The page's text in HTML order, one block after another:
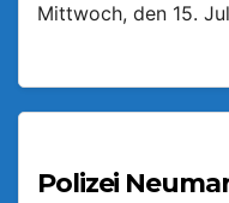
Mittwoch, den 15.
Polizei